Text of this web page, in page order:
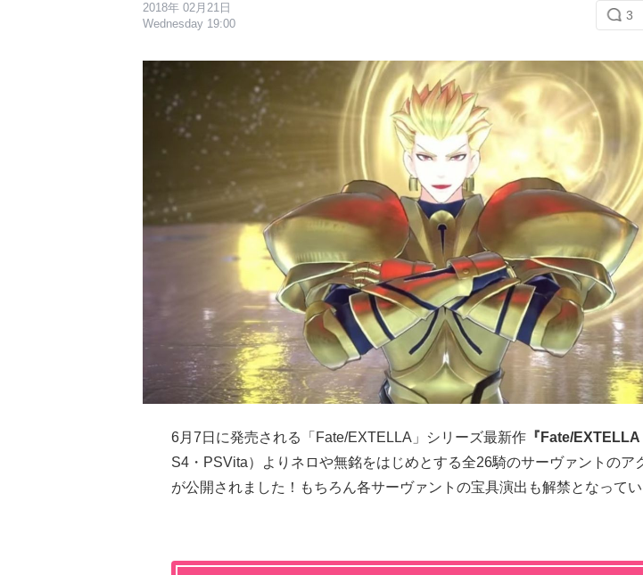
2018年 02月21日
Wednesday 19:00
3
6月7日に発売される「Fate/EXTELLA」シリーズ最新作 『Fate/EXTELLA
S4・PSVita）よりネロや無銘をはじめとする全26騎のサーヴァントのア
が公開されました！もちろん各サーヴァントの宝具演出も解禁となってい